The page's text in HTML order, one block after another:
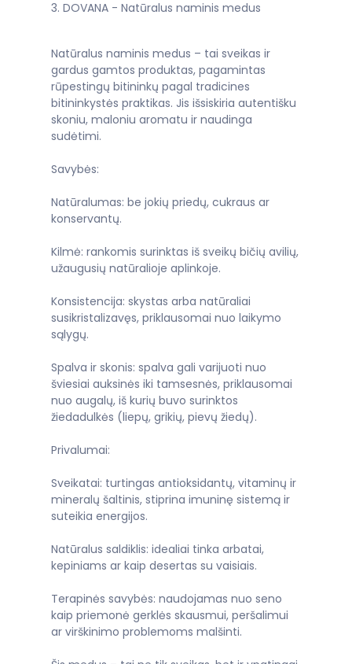
3. DOVANA - Natūralus naminis medus
Natūralus naminis medus – tai sveikas ir
gardus gamtos produktas, pagamintas
rūpestingų bitininkų pagal tradicines
bitininkystės praktikas. Jis išsiskiria autentišku
skoniu, maloniu aromatu ir naudinga
sudėtimi.
Savybės:
Natūralumas: be jokių priedų, cukraus ar
konservantų.
Kilmė: rankomis surinktas iš sveikų bičių avilių,
užaugusių natūralioje aplinkoje.
Konsistencija: skystas arba natūraliai
susikristalizavęs, priklausomai nuo laikymo
sąlygų.
Spalva ir skonis: spalva gali varijuoti nuo
šviesiai auksinės iki tamsesnės, priklausomai
nuo augalų, iš kurių buvo surinktos
žiedadulkės (liepų, grikių, pievų žiedų).
Privalumai:
Sveikatai: turtingas antioksidantų, vitaminų ir
mineralų šaltinis, stiprina imuninę sistemą ir
suteikia energijos.
Natūralus saldiklis: idealiai tinka arbatai,
kepiniams ar kaip desertas su vaisiais.
Terapinės savybės: naudojamas nuo seno
kaip priemonė gerklės skausmui, peršalimui
ar virškinimo problemoms malšinti.